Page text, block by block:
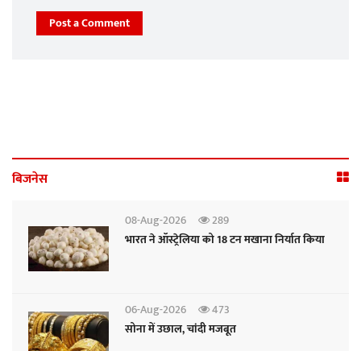
Post a Comment
बिजनेस
08-Aug-2026
289
भारत ने ऑस्ट्रेलिया को 18 टन मखाना निर्यात किया
06-Aug-2026
473
सोना में उछाल, चांदी मजबूत